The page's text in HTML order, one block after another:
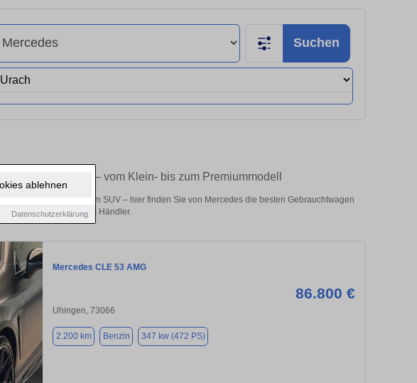
ablehnen
Datenschutzerklärung
Suchen
Mercedes – vom Klein- bis zum Premiummodell
Kleinwagen bis hin zum SUV – hier finden Sie von Mercedes die besten Gebrauchtwagen
von privat und vom Händler.
Mercedes CLE 53 AMG
86.800 €
Uhingen, 73066
2.200 km Benzin 347 kw (472 PS)